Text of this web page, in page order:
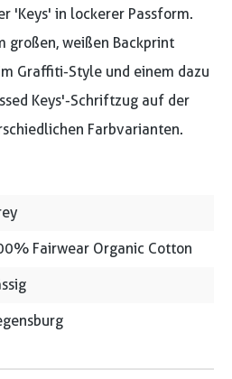
'Keys' in lockerer Passform.
großen, weißen Backprint
Graffiti-Style und einem dazu
Keys'-Schriftzug auf der
Farbvarianten.
Fairwear Organic Cotton